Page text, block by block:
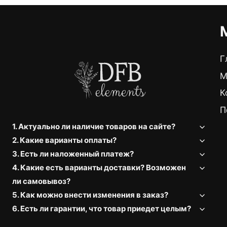
1. Актуально ли наличие товаров на сайте?
2. Какие варианты оплаты?
3. Есть ли наложенный платеж?
4. Какие есть варианты доставки? Возможен
ли самовывоз?
5. Как можно внести изменения в заказ?
6. Есть ли гарантии, что товар приедет целым?